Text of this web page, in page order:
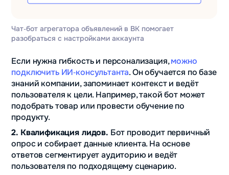
Чат‑бот агрегатора объявлений в ВК помогает
разобраться с настройками аккаунта
Если нужна гибкость и персонализация,можно
подключить ИИ‑консультанта. Он обучается по базе
знаний компании, запоминает контекст и ведёт
пользователя к цели. Например, такой бот может
подобрать товар или провести обучение по
продукту.
2. Квалификация лидов. Бот проводит первичный
опрос и собирает данные клиента. На основе
ответов сегментирует аудиторию и ведёт
пользователя по подходящему сценарию.